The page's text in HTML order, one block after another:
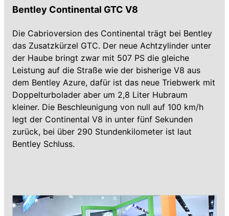
Bentley Continental GTC V8
Die Cabrioversion des Continental trägt bei Bentley
das Zusatzkürzel GTC. Der neue Achtzylinder unter
der Haube bringt zwar mit 507 PS die gleiche
Leistung auf die Straße wie der bisherige V8 aus
dem Bentley Azure, dafür ist das neue Triebwerk mit
Doppelturbolader aber um 2,8 Liter Hubraum
kleiner. Die Beschleunigung von null auf 100 km/h
legt der Continental V8 in unter fünf Sekunden
zurück, bei über 290 Stundenkilometer ist laut
Bentley Schluss.